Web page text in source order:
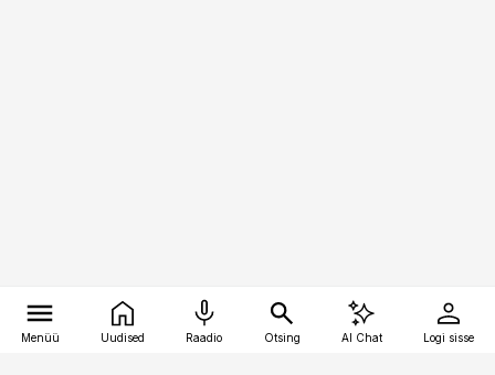
Menüü Uudised Raadio Otsing AI Chat Logi sisse